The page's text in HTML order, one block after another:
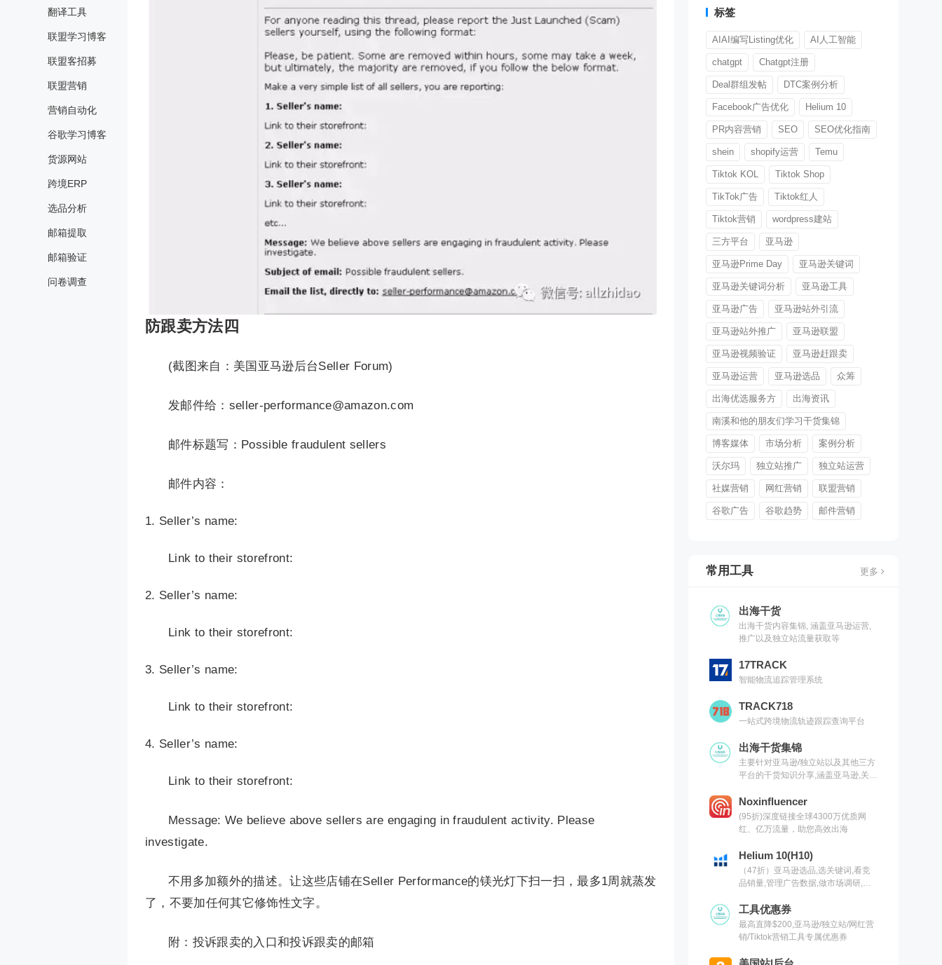
翻译工具
联盟学习博客
联盟客招募
联盟营销
营销自动化
谷歌学习博客
货源网站
跨境ERP
选品分析
邮箱提取
邮箱验证
问卷调查
防跟卖方法四
(截图来自：美国亚马逊后台Seller Forum)
发邮件给：seller-performance@amazon.com
邮件标题写：Possible fraudulent sellers
邮件内容：
Seller’s name:
Link to their storefront:
Seller’s name:
Link to their storefront:
Seller’s name:
Link to their storefront:
Seller’s name:
Link to their storefront:
Message: We believe above sellers are engaging in fraudulent activity. Please
investigate.
不用多加额外的描述。让这些店铺在Seller Performance的镁光灯下扫一扫，最多1周就蒸发
了，不要加任何其它修饰性文字。
附：投诉跟卖的入口和投诉跟卖的邮箱
标签
AIAI编写Listing优化 AI人工智能
chatgpt Chatgpt注册
Deal群组发帖 DTC案例分析
Facebook广告优化 Helium 10
PR内容营销 SEO SEO优化指南
shein shopify运营 Temu
Tiktok KOL Tiktok Shop
TikTok广告 Tiktok红人
Tiktok营销 wordpress建站
三方平台 亚马逊
亚马逊Prime Day 亚马逊关键词
亚马逊关键词分析 亚马逊工具
亚马逊广告 亚马逊站外引流
亚马逊站外推广 亚马逊联盟
亚马逊视频验证 亚马逊赶跟卖
亚马逊运营 亚马逊选品 众筹
出海优选服务方 出海资讯
南溪和他的朋友们学习干货集锦
博客媒体 市场分析 案例分析
沃尔玛 独立站推广 独立站运营
社媒营销 网红营销 联盟营销
谷歌广告 谷歌趋势 邮件营销
常用工具 更多
出海干货
出海干货内容集锦, 涵盖亚马逊运营,
推广以及独立站流量获取等
17TRACK
智能物流追踪管理系统
TRACK718
一站式跨境物流轨迹跟踪查询平台
出海干货集锦
主要针对亚马逊/独立站以及其他三方
平台的干货知识分享,涵盖亚马逊,关键
具以及出海干货集锦,欢迎关注
Noxinfluencer
(95折)深度链接全球4300万优质网
红、亿万流量，助您高效出海
Helium 10(H10)
（47折）亚马逊选品,选关键词,看竞
品销量,管理广告数据,做市场调研,有
工具优惠券
最高直降$200,亚马逊/独立站/网红营
销/Tiktok营销工具专属优惠券